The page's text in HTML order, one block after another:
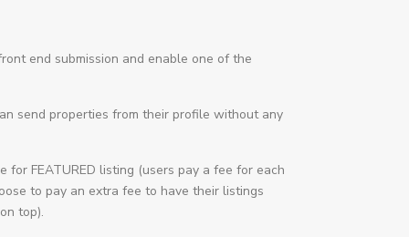
end submission and enable one of the
send properties from their profile without any
for FEATURED listing (users pay a fee for each
to pay an extra fee to have their listings
top).